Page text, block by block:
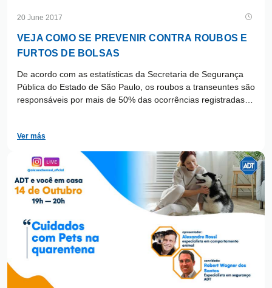
20 June 2017
VEJA COMO SE PREVENIR CONTRA ROUBOS E
FURTOS DE BOLSAS
De acordo com as estatísticas da Secretaria de Segurança
Pública do Estado de São Paulo, os roubos a transeuntes são
responsáveis por mais de 50% das ocorrências registradas. E
pertences do que o necessário, o item fica mais pesado e
chama a atenção de marginais.
Ver más